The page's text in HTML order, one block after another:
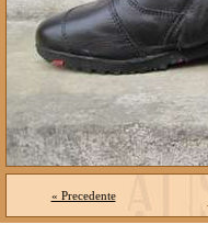
« Precedente